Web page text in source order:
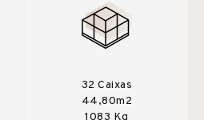
32 Caixas
44,80m2
1083 Kg